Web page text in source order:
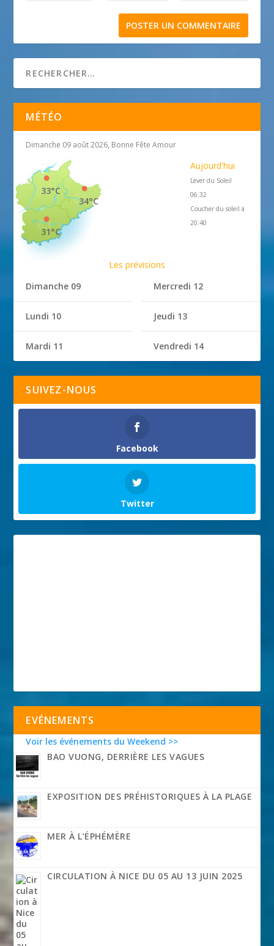
MÉTÉO
Dimanche 09 août 2026, Bonne Fête Amour
34°C
33°C
31°C
Aujourd'hui
Lever du Soleil
06:32
Coucher du soleil à
20:40
Les prévisions
Dimanche 09
Lundi 10
Mardi 11
Mercredi 12
Jeudi 13
Vendredi 14
SUIVEZ-NOUS
Facebook
Twitter
EVÉNEMENTS
Voir les événements du Weekend >>
BAO VUONG, DERRIÈRE LES VAGUES
EXPOSITION DES PRÉHISTORIQUES À LA PLAGE
MER À L’ÉPHÉMÈRE
CIRCULATION À NICE DU 05 AU 13 JUIN 2025